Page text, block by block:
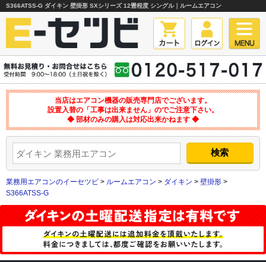
S366ATSS-G ダイキン 壁掛形 SXシリーズ 12畳程度 シングル｜ルームエアコン
当店はエアコン機器の販売専門店でございます。
設置入替の「工事は出来ません」のでご注意下さい。
◆ 部材のみの購入は対応出来かねます ◆
業務用エアコンのイーセツビ > ルームエアコン > ダイキン > 壁掛形 >
S366ATSS-G